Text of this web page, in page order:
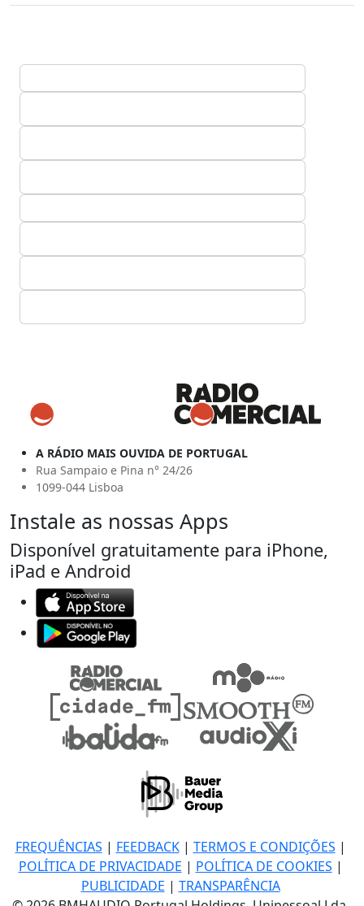
A RÁDIO MAIS OUVIDA DE PORTUGAL
Rua Sampaio e Pina n° 24/26
1099-044 Lisboa
Instale as nossas Apps
Disponível gratuitamente para iPhone,
iPad e Android
FREQUÊNCIAS | FEEDBACK| TERMOS E CONDIÇÕES |
POLÍTICA DE PRIVACIDADE | POLÍTICA DE COOKIES |
PUBLICIDADE | TRANSPARÊNCIA